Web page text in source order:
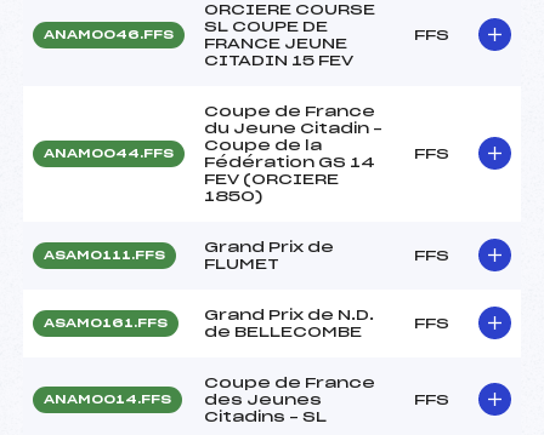
ANAM0046.FFS
ORCIERE COURSE
SL COUPE DE
FRANCE JEUNE
CITADIN 15 FEV
FFS
ANAM0044.FFS
Coupe de France
du Jeune Citadin –
Coupe de la
Fédération GS 14
FEV (ORCIERE
1850)
FFS
ASAM0111.FFS
Grand Prix de
FLUMET
FFS
ASAM0161.FFS
Grand Prix de N.D.
de BELLECOMBE
FFS
ANAM0014.FFS
Coupe de France
des Jeunes
Citadins – SL
FFS